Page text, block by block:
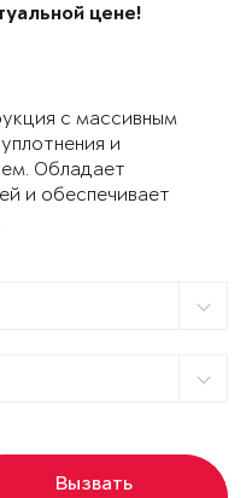
цене!
с массивным
и
Обладает
и обеспечивает
Вызвать